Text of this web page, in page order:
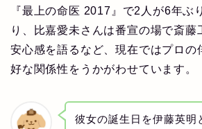
『最上の命医 2017』で2人が6年ぶ
り、比嘉愛未さんは番宣の場で斎藤
安心感を語るなど、現在ではプロの
好な関係性をうかがわせています。
彼女の誕生日を伊藤英明